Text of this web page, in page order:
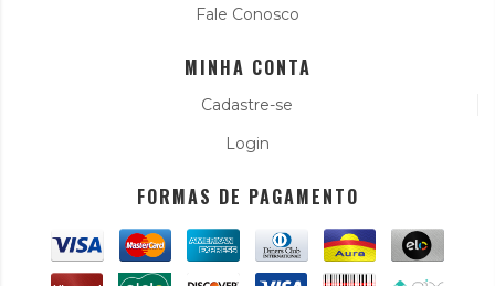
Fale Conosco
MINHA CONTA
Cadastre-se
Login
FORMAS DE PAGAMENTO